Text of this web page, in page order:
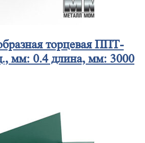
торцевая ППТ-
мм: 0.4 длина, мм: 3000